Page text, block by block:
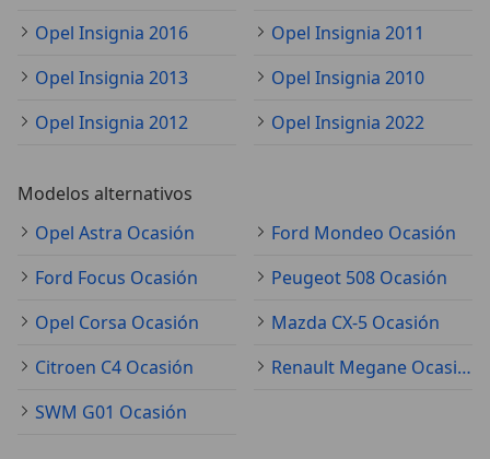
Opel Insignia 2016
Opel Insignia 2011
Opel Insignia 2013
Opel Insignia 2010
Opel Insignia 2012
Opel Insignia 2022
Modelos alternativos
Opel Astra Ocasión
Ford Mondeo Ocasión
Ford Focus Ocasión
Peugeot 508 Ocasión
Opel Corsa Ocasión
Mazda CX-5 Ocasión
Citroen C4 Ocasión
Renault Megane Ocasión
SWM G01 Ocasión